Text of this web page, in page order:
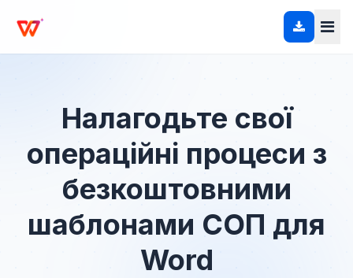
Налагодьте свої
операційні процеси з
безкоштовними
шаблонами СОП для
Word